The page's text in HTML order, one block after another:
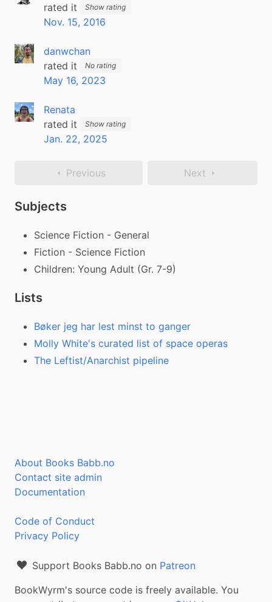
rated it
Show rating
Nov. 15, 2016
danwchan
rated it
No rating
May 16, 2023
Renata
rated it
Show rating
Jan. 22, 2025
Previous Next
Subjects
Science Fiction - General
Fiction - Science Fiction
Children: Young Adult (Gr. 7-9)
Lists
Bøker jeg har lest minst to ganger
Molly White's curated list of space operas
The Leftist/Anarchist pipeline
About Books Babb.no
Contact site admin
Documentation
Code of Conduct
Privacy Policy
Support Books Babb.no on Patreon
BookWyrm's source code is freely available. You